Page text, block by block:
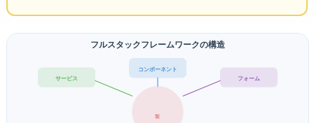
Angular — フルスタックフレームワークの構造
Google製
コンポーネント
サービス / DI
フォーム